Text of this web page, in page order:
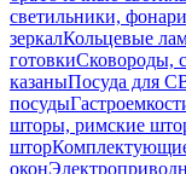
светильники,
зеркалКольцевые
готовкиСковороды,
казаныПосуда для
посуды
шторы, римские
штор
окон